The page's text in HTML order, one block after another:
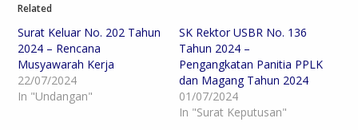
Related
Surat Keluar No. 202 Tahun
2024 – Rencana
Musyawarah Kerja
22/07/2024
In "Undangan"
SK Rektor USBR No. 136
Tahun 2024 –
Pengangkatan Panitia PPLK
dan Magang Tahun 2024
01/07/2024
In "Surat Keputusan"